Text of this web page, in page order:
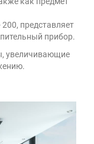
представляет
прибор.
увеличивающие